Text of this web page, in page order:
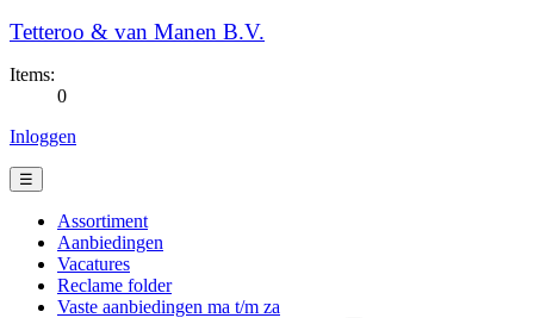
Tetteroo & van Manen B.V.
Items:
0
Inloggen
☰
Assortiment
Aanbiedingen
Vacatures
Reclame folder
Vaste aanbiedingen ma t/m za